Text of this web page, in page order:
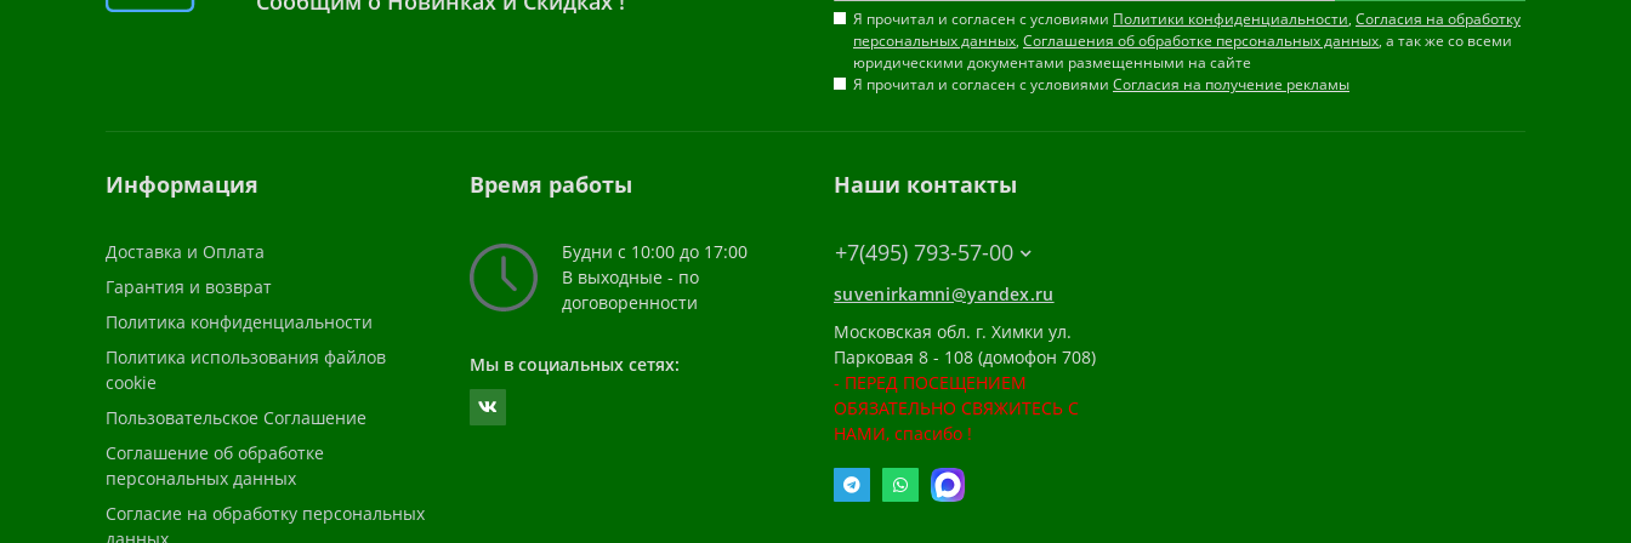
Я прочитал и согласен с условиями Политики конфиденциальности, Согласия на обработку
персональных данных, Соглашения об обработке персональных данных, а так же со всеми
юридическими документами размещенными на сайте
Я прочитал и согласен с условиями Согласия на получение рекламы
Информация
Доставка и Оплата
Гарантия и возврат
Политика конфиденциальности
Политика использования файлов
cookie
Пользовательское Соглашение
Соглашение об обработке
персональных данных
Согласие на обработку персональных
Время работы
Будни с 10:00 до 17:00
В выходные - по
договоренности
Мы в социальных сетях:
Наши контакты
+7(495) 793-57-00
suvenirkamni@yandex.ru
Московская обл. г. Химки ул.
Парковая 8 - 108 (домофон 708)
- ПЕРЕД ПОСЕЩЕНИЕМ
ОБЯЗАТЕЛЬНО СВЯЖИТЕСЬ С
НАМИ, спасибо !